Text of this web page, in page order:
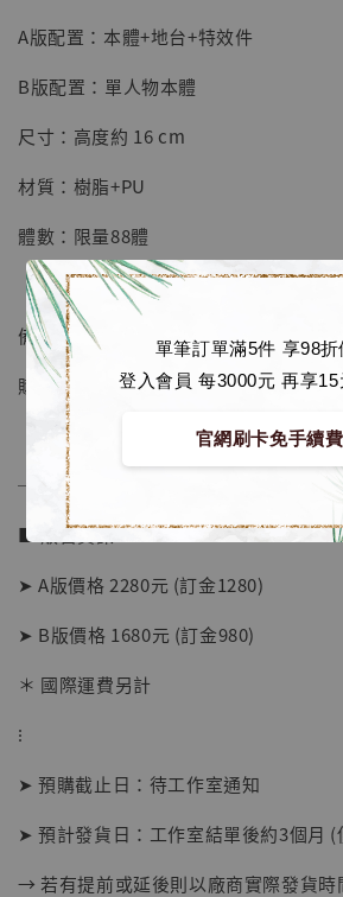
單筆訂單滿5件 享98
登入會員 每3000元 再享15
官網刷卡免手續費
NT$ 5,580
NT$ 1,870
A版配置：本體+地台+特效件
B版配置：單人物本體
尺寸：高度約 16 cm
材質：樹脂+PU
體數：限量88體
備註：
購買了猗窩奇A版本的共鳴玩家贈送隱
──────────────
■ 販售資訊：
➤ A版價格 2280元 (訂金1280)
➤ B版價格 1680元 (訂金980)
＊ 國際運費另計
⁝
➤ 預購截止日：待工作室通知
➤ 預計發貨日：工作室結單後約3個月 (
→ 若有提前或延後則以廠商實際發貨時